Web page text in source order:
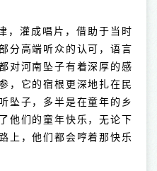
，灌成唱片，借助于当时
分高端听众的认可，语言
对河南坠子有着深厚的感
，它的宿根更深地扎在民
坠子，多半是在童年的乡
他们的童年快乐，无论下
上，他们都会哼着那快乐